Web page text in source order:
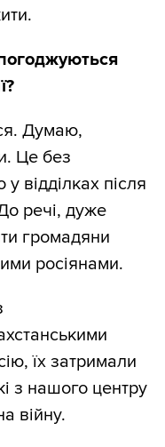
погоджуються
Думаю,
Це без
відділках після
речі, дуже
громадяни
росіянами.
їх затримали
з нашого центру
війну.